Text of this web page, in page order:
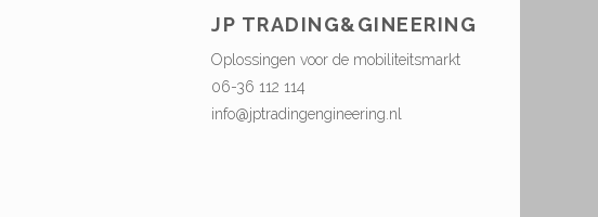
JP TRADING&GINEERING
Oplossingen voor de mobiliteitsmarkt
06-36 112 114
info@jptradingengineering.nl